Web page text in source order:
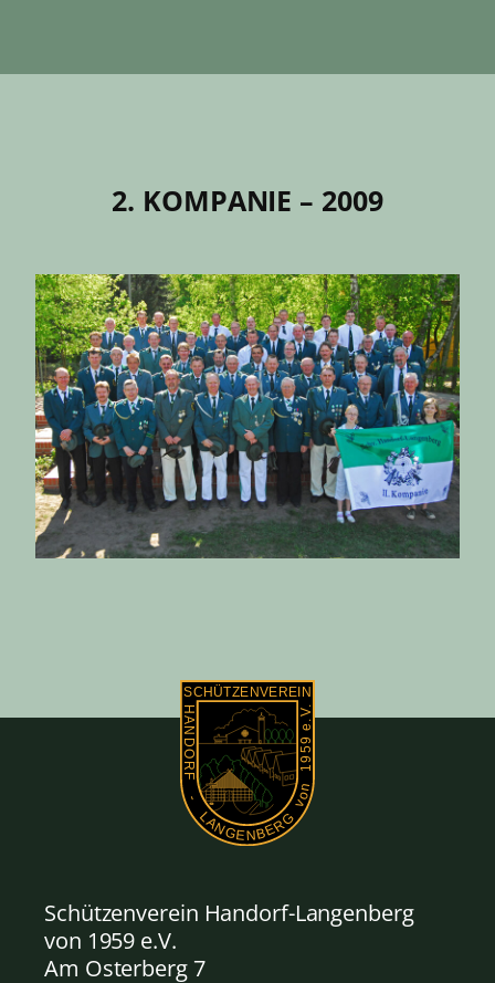
2. KOMPANIE – 2009
Schützenverein Handorf-Langenberg
von 1959 e.V.
Am Osterberg 7